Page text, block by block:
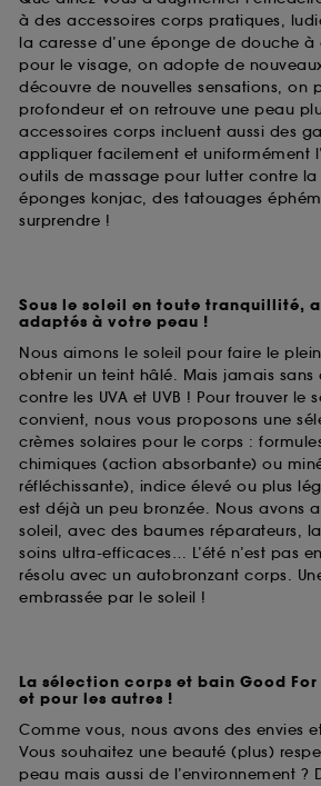
à des accessoires corps pratiques,
la caresse d’une éponge de douche à
pour le visage, on adopte de
découvre de nouvelles sensations, on
profondeur et on retrouve une peau
accessoires corps incluent aussi des
appliquer facilement et uniformément
outils de massage pour lutter contre la
éponges konjac, des tatouages
surprendre !
Sous le soleil en toute tranquillité,
adaptés à votre peau !
Nous aimons le soleil pour faire le
obtenir un teint hâlé. Mais jamais sans
contre les UVA et UVB ! Pour trouver le
convient, nous vous proposons une
crèmes solaires pour le corps :
chimiques (action absorbante) ou
réfléchissante), indice élevé ou plus
est déjà un peu bronzée. Nous avons
soleil, avec des baumes réparateurs,
soins ultra-efficaces… L’été n’est pas
résolu avec un autobronzant corps.
embrassée par le soleil !
La sélection corps et bain Good
et pour les autres !
Comme vous, nous avons des envies
Vous souhaitez une beauté (plus)
peau mais aussi de l’environnement ?